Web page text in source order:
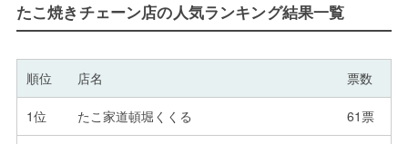
たこ焼きチェーン店の人気ランキング結果一覧
順位 店名 票数
1位 たこ家道頓堀くくる 61票